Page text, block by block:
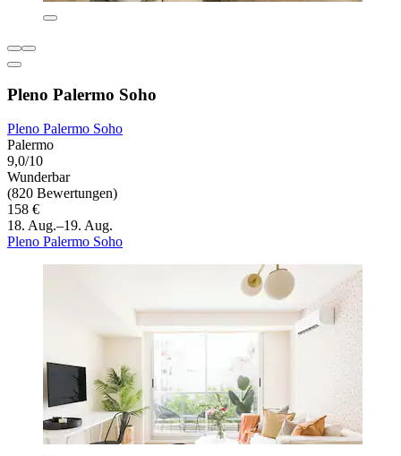
Pleno Palermo Soho
Pleno Palermo Soho
Palermo
9,0/10
Wunderbar
(820 Bewertungen)
158 €
18. Aug.–19. Aug.
Pleno Palermo Soho